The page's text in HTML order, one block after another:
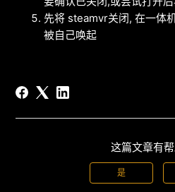
先将 steamvr关闭, 在一体
被自己唤起
这篇文章有帮
是